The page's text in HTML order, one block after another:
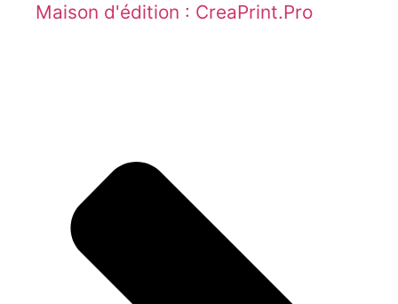
Maison d'édition : CreaPrint.Pro